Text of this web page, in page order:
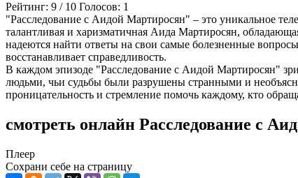
Рейтинг: 9 / 10 Голосов: 1
"Расследование с Аидой Мартиросян" – это уникальное
талантливая и харизматичная Аида Мартиросян,
надеются найти ответы на свои самые болезненные
восстанавливает справедливость.
В каждом эпизоде "Расследование с Аидой Мартиросян"
людьми, чьи судьбы были разрушены странными и
проницательность и стремление помочь каждому, кто
смотреть онлайн Расследование с
Плеер
Сохрани себе на страницу